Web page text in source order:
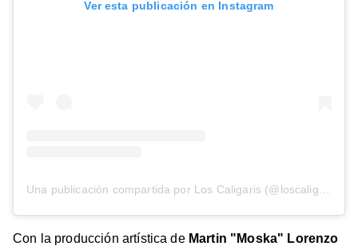
Ver esta publicación en Instagram
Con la producción artística de Martin "Moska" Lorenzo